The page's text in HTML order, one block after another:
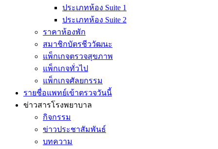
ประเภทห้อง Suite 1
ประเภทห้อง Suite 2
ราคาห้องพัก
สมาชิกบัตรชีววัฒนะ
แพ็กเกจตรวจสุขภาพ
แพ็กเกจทั่วไป
แพ็กเกจศัลยกรรม
รายชื่อแพทย์เข้าตรวจวันนี้
ข่าวสารโรงพยาบาล
กิจกรรม
ข่าวประชาสัมพันธ์
บทความ